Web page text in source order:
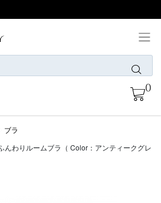
0
ニュース
カテゴリー
ブラ
んわりルームブラ（ Color：アンティークグレ